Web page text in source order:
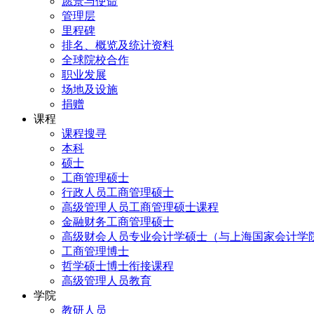
管理层
里程碑
排名、概览及统计资料
全球院校合作
职业发展
场地及设施
捐赠
课程
课程搜寻
本科
硕士
工商管理硕士
行政人员工商管理硕士
高级管理人员工商管理硕士课程
金融财务工商管理硕士
高级财会人员专业会计学硕士（与上海国家会计学
工商管理博士
哲学硕士博士衔接课程
高级管理人员教育
学院
教研人员